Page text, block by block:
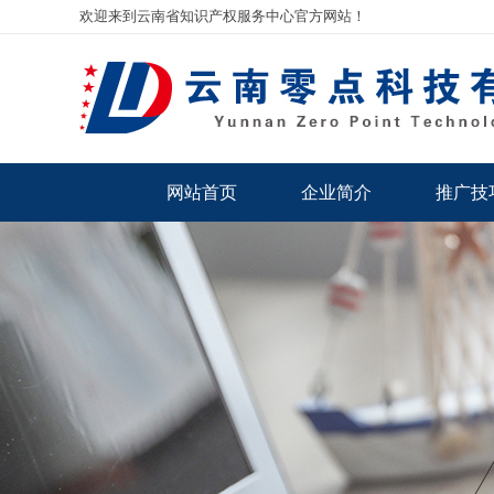
欢迎来到云南省知识产权服务中心官方网站！
网站首页 企业简介 推广技